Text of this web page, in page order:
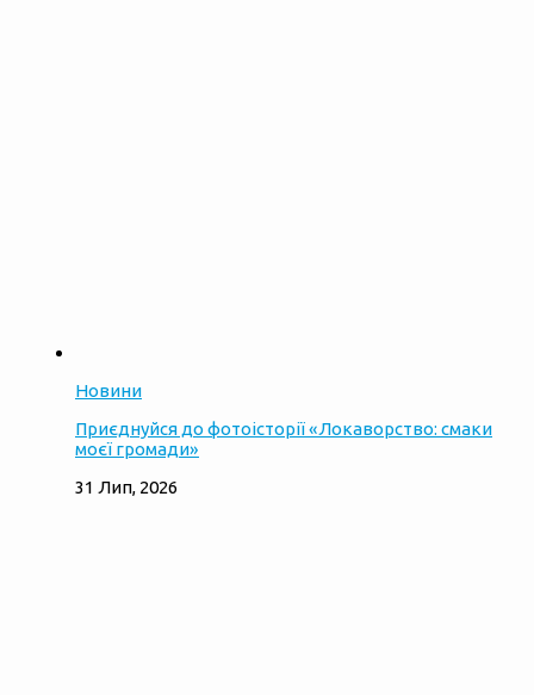
Новини
Приєднуйся до фотоісторії «Локаворство: смаки
моєї громади»
31 Лип, 2026